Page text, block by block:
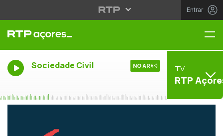
Entrar
Sociedade Civil NO AR TV
RTP